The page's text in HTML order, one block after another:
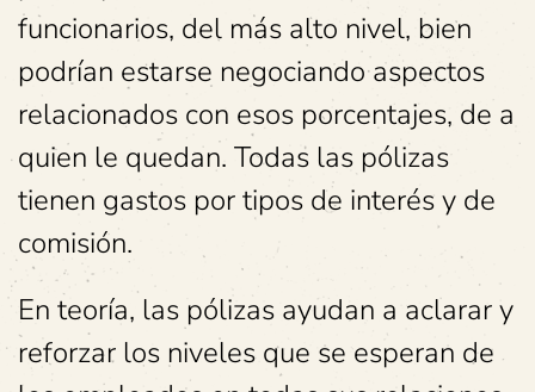
funcionarios, del más alto nivel, bien
podrían estarse negociando aspectos
relacionados con esos porcentajes, de a
quien le quedan. Todas las pólizas
tienen gastos por tipos de interés y de
comisión.
En teoría, las pólizas ayudan a aclarar y
reforzar los niveles que se esperan de